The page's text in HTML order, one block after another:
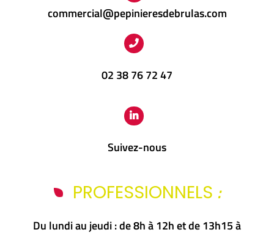
commercial@pepinieresdebrulas.com
02 38 76 72 47
Suivez-nous
PROFESSIONNELS :
Du lundi au jeudi : de 8h à 12h et de 13h15 à